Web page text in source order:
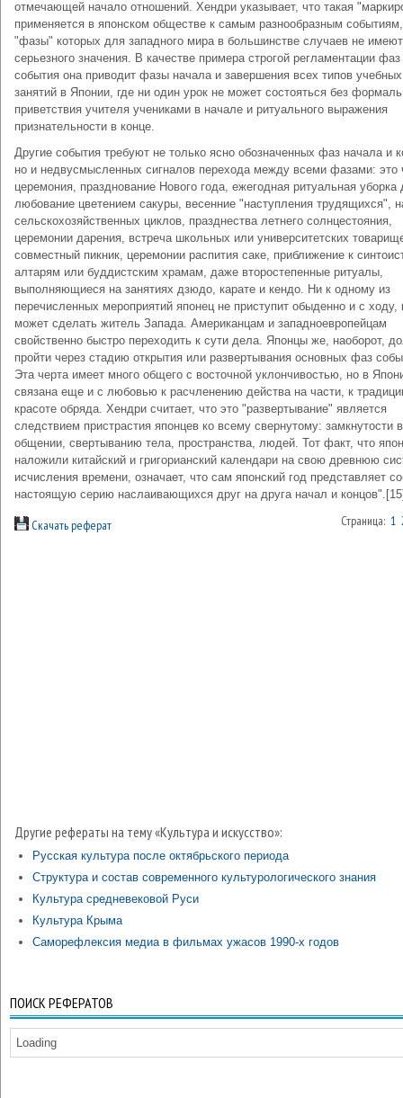
отмечающей начало отношений. Хендри указывает, что такая
применяется в японском обществе к самым разнообразным событиям,
"фазы" которых для западного мира в большинстве случаев не имеют
серьезного значения. В качестве примера строгой регламентации фаз
события она приводит фазы начала и завершения всех типов учебных
занятий в Японии, где ни один урок не может состояться без
приветствия учителя учениками в начале и ритуального выражения
признательности в конце.
Другие события требуют не только ясно обозначенных фаз начала и
но и недвусмысленных сигналов перехода между всеми фазами: это
церемония, празднование Нового года, ежегодная ритуальная уборка
любование цветением сакуры, весенние "наступления трудящихся",
сельскохозяйственных циклов, празднества летнего солнцестояния,
церемонии дарения, встреча школьных или университетских
совместный пикник, церемонии распития саке, приближение к
алтарям или буддистским храмам, даже второстепенные ритуалы,
выполняющиеся на занятиях дзюдо, карате и кендо. Ни к одному из
перечисленных мероприятий японец не приступит обыденно и с ходу,
может сделать житель Запада. Американцам и западноевропейцам
свойственно быстро переходить к сути дела. Японцы же, наоборот,
пройти через стадию открытия или развертывания основных фаз
Эта черта имеет много общего с восточной уклончивостью, но в
связана еще и с любовью к расчленению действа на части, к
красоте обряда. Хендри считает, что это "развертывание" является
следствием пристрастия японцев ко всему свернутому: замкнутости в
общении, свертыванию тела, пространства, людей. Тот факт, что
наложили китайский и григорианский календари на свою древнюю
исчисления времени, означает, что сам японский год представляет
настоящую серию наслаивающихся друг на друга начал и
Скачать реферат Страница: 1
Другие рефераты на тему «Культура и искусство»:
Русская культура после октябрьского периода
Структура и состав современного культурологического знания
Культура средневековой Руси
Культура Крыма
Саморефлексия медиа в фильмах ужасов 1990-х годов
ПОИСК РЕФЕРАТОВ
Loading